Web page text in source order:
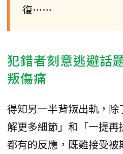
復……
犯錯者刻意逃避話
叛傷痛
得知另一半背叛出軌，
解更多細節」和「一提
都有的反應，既難接受